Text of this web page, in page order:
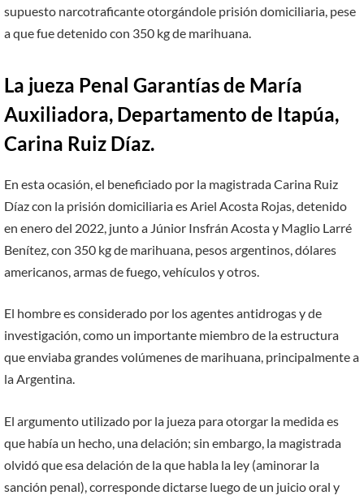
supuesto narcotraficante otorgándole prisión domiciliaria, pese
a que fue detenido con 350 kg de marihuana.
La jueza Penal Garantías de María
Auxiliadora, Departamento de Itapúa,
Carina Ruiz Díaz.
En esta ocasión, el beneficiado por la magistrada Carina Ruiz
Díaz con la prisión domiciliaria es Ariel Acosta Rojas, detenido
en enero del 2022, junto a Júnior Insfrán Acosta y Maglio Larré
Benítez, con 350 kg de marihuana, pesos argentinos, dólares
americanos, armas de fuego, vehículos y otros.
El hombre es considerado por los agentes antidrogas y de
investigación, como un importante miembro de la estructura
que enviaba grandes volúmenes de marihuana, principalmente a
la Argentina.
El argumento utilizado por la jueza para otorgar la medida es
que había un hecho, una delación; sin embargo, la magistrada
olvidó que esa delación de la que habla la ley (aminorar la
sanción penal), corresponde dictarse luego de un juicio oral y